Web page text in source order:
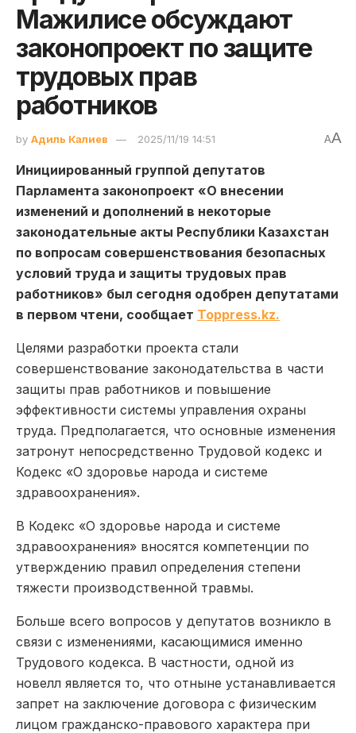
Мажилисе обсуждают
законопроект по защите
трудовых прав
работников
by Адиль Калиев 2025/11/19 14:51 AA
Инициированный группой депутатов
Парламента законопроект «О внесении
изменений и дополнений в некоторые
законодательные акты Республики Казахстан
по вопросам совершенствования безопасных
условий труда и защиты трудовых прав
работников» был сегодня одобрен депутатами
в первом чтени, сообщает Toppress.kz.
Целями разработки проекта стали
совершенствование законодательства в части
защиты прав работников и повышение
эффективности системы управления охраны
труда. Предполагается, что основные изменения
затронут непосредственно Трудовой кодекс и
Кодекс «О здоровье народа и системе
здравоохранения».
В Кодекс «О здоровье народа и системе
здравоохранения» вносятся компетенции по
утверждению правил определения степени
тяжести производственной травмы.
Больше всего вопросов у депутатов возникло в
связи с изменениями, касающимися именно
Трудового кодекса. В частности, одной из
новелл является то, что отныне устанавливается
запрет на заключение договора с физическим
лицом гражданско-правового характера при